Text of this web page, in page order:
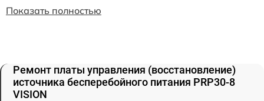
Показать полностью
Ремонт платы управления (восстановление)
источника бесперебойного питания PRP30-8
VISION